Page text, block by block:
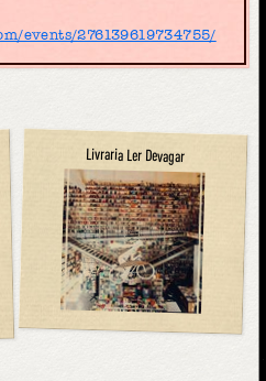
events/276139619734755/
Livraria Ler Devagar